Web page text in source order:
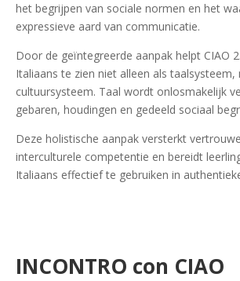
het begrijpen van sociale normen en het
expressieve aard van communicatie.
Door de geïntegreerde aanpak helpt CIAO
Italiaans te zien niet alleen als taalsysteem,
cultuursysteem. Taal wordt onlosmakelijk
gebaren, houdingen en gedeeld sociaal
Deze holistische aanpak versterkt
interculturele competentie en bereidt
Italiaans effectief te gebruiken in
INCONTRO con CIAO